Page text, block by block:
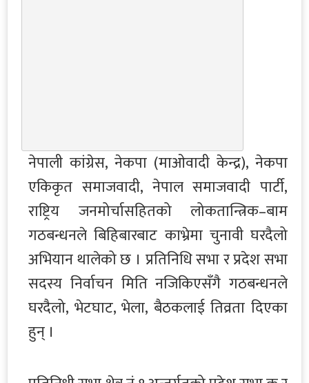
नेपाली कांग्रेस, नेकपा (माओवादी केन्द्र), नेकपा
एकिकृत समाजवादी, नेपाल समाजवादी पार्टी,
राष्ट्रिय जनमोर्चासहितको लोकतान्त्रिक–बाम
गठबन्धनले बिहिबारबाट काभ्रेमा चुनावी घरदैलो
अभियान थालेको छ । प्रतिनिधि सभा र प्रदेश सभा
सदस्य निर्वाचन मिति नजिकिएसँगै गठबन्धनले
घरदैलो, भेटघाट, भेला, बैठकलाई तिव्रता दिएका
हुन् ।